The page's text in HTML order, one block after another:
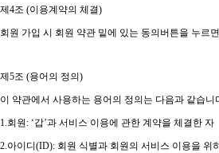
제 4조 (이용계약의 체결)
회원 가입 시 회원 약관 밑에 있는 동의버튼을 누르
제 5조 (용어의 정의 )
이 약관에서 사용하는 용어의 정의는 다음과 같습니
1.회원 : ‘갑’과 서비스 이용에 관한 계약을 체결한 자
2.아이디 (ID): 회원 식별과 회원의 서비스 이용을 위